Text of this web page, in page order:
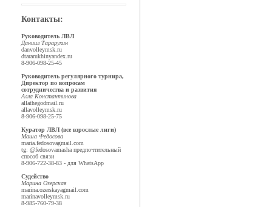
Контакты:
Руководитель ЛВЛ
Даниил Тарарухин
danvolleymsk.ru
dtararukhinyandex.ru
8-906-098-25-45
Руководитель регулярного турнира,
Директор по вопросам
сотрудничества и развития
Алла Константинова
allathegodmail.ru
allavolleymsk.ru
8-906-098-25-75
Куратор ЛВЛ (все взрослые лиги)
Маша Федосова
maria.fedosovagmail.com
tg: @fedosovamasha предпочтительный
способ связи
8-906-722-38-83 - для WhatsApp
Судейство
Марина Озерская
marina.ozerskayagmail.com
marinavolleymsk.ru
8-985-760-79-38